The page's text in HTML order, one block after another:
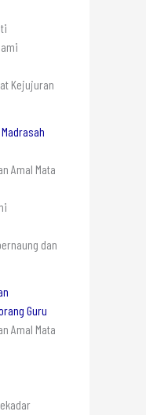
Kejujuran
Amal Mata
dan
Guru
Amal Mata